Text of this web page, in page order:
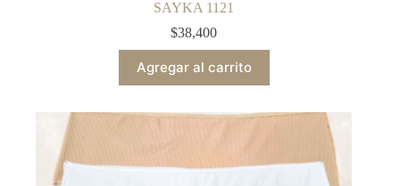
SAYKA 1121
$38,400
Agregar al carrito